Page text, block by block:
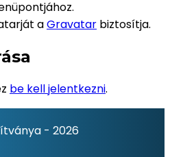
aGravatar biztosítja.
be kell jelentkezni.
- 2026